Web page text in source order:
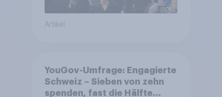
Artikel
YouGov-Umfrage: Engagierte
Schweiz – Sieben von zehn
spenden, fast die Hälfte